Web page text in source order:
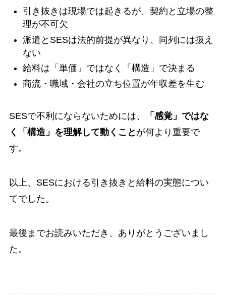
引き抜きは現場では起きるが、契約と立場の整
理が不可欠
派遣とSESは法的前提が異なり、同列には扱え
ない
給料は「単価」ではなく「構造」で決まる
商流・職域・会社の立ち位置が年収差を生む
SESで不利にならないためには、
「感覚」ではな
く「構造」を理解して動くこと が何より重要で
す。
以上、SESにおける引き抜きと給料の実態につい
てでした。
最後までお読みいただき、ありがとうございまし
た。